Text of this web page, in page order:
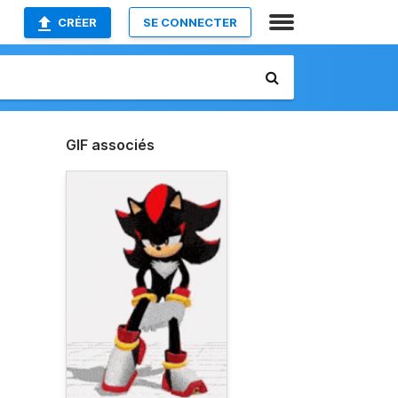
CRÉER SE CONNECTER
GIF associés